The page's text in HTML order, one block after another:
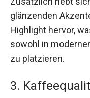
glänzenden
Highlight hervor,
sowohl in
zu platzieren.
3.